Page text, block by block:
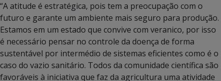
“A atitude é estratégica, pois tem a preocupação com o
futuro e garante um ambiente mais seguro para produção.
Estamos em um estado que convive com veranico, por isso
é necessário pensar no controle da doença de forma
sustentável por intermédio de sistemas eficientes como é o
caso do vazio sanitário. Todos da comunidade científica são
favoráveis à iniciativa que faz da agricultura uma atividade